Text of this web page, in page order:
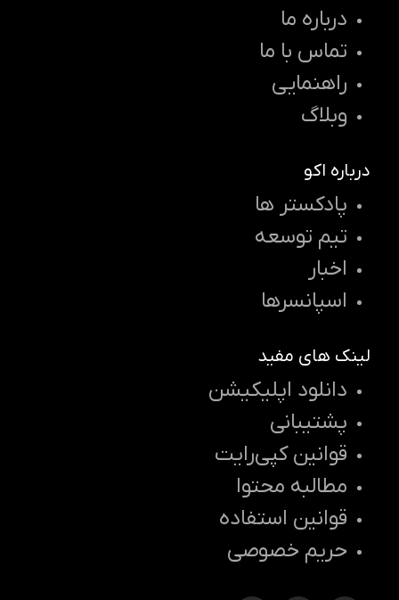
درباره ما
تماس با ما
راهنمایی
وبلاگ
درباره اکو
پادکستر ها
تیم توسعه
اخبار
اسپانسرها
لینک های مفید
دانلود اپلیکیشن
پشتیبانی
قوانین کپی‌رایت
مطالبه محتوا
قوانین استفاده
حریم خصوصی